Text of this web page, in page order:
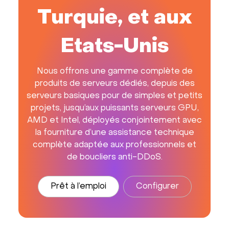
Turquie, et aux
Etats-Unis
Nous offrons une gamme complète de
produits de serveurs dédiés, depuis des
serveurs basiques pour de simples et petits
projets, jusqu’aux puissants serveurs GPU,
AMD et Intel, déployés conjointement avec
la fourniture d’une assistance technique
complète adaptée aux professionnels et
de boucliers anti-DDoS.
Prêt à l’emploi Configurer